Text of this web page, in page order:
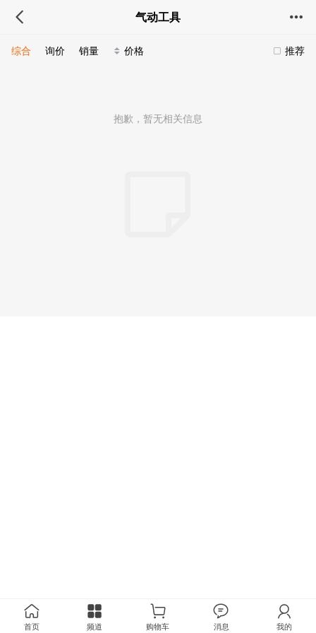
气动工具
推荐
综合 询价 销量 价格
抱歉，暂无相关信息
首页 频道 购物车 消息 我的